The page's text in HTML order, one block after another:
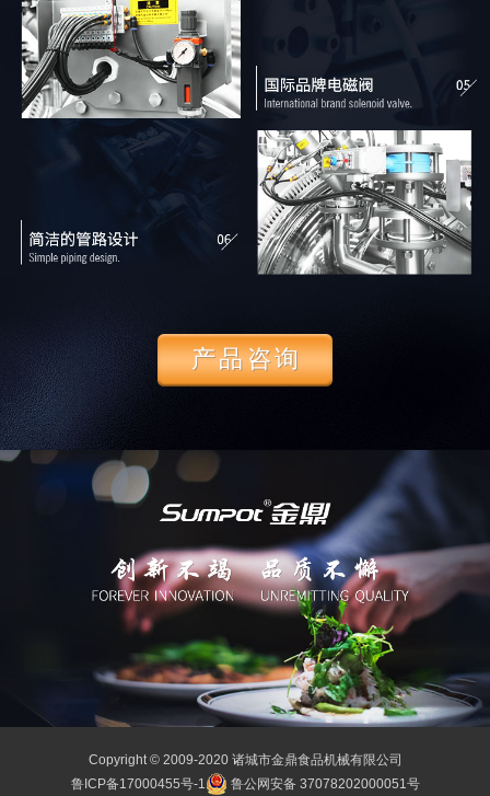
产品咨询
Copyright © 2009-2020 诸城市金鼎食品机械有限公司
鲁ICP备17000455号-1
鲁公网安备 37078202000051号